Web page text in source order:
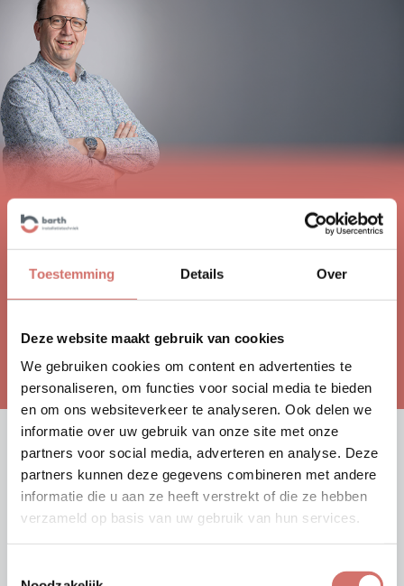
Toestemming Details Over
Deze website maakt gebruik van cookies
We gebruiken cookies om content en advertenties te
personaliseren, om functies voor social media te bieden
en om ons websiteverkeer te analyseren. Ook delen we
informatie over uw gebruik van onze site met onze
partners voor social media, adverteren en analyse. Deze
partners kunnen deze gegevens combineren met andere
informatie die u aan ze heeft verstrekt of die ze hebben
verzameld op basis van uw gebruik van hun services.
‘Neem gerust contact met mij op
als u vragen heeft’
Erik de Bruijn, Projectleider
Contact opnemen
VERGELIJKBARE REFERENTIES